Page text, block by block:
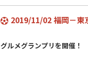
2019/11/02 福岡－東
グルメグランプリを開催！